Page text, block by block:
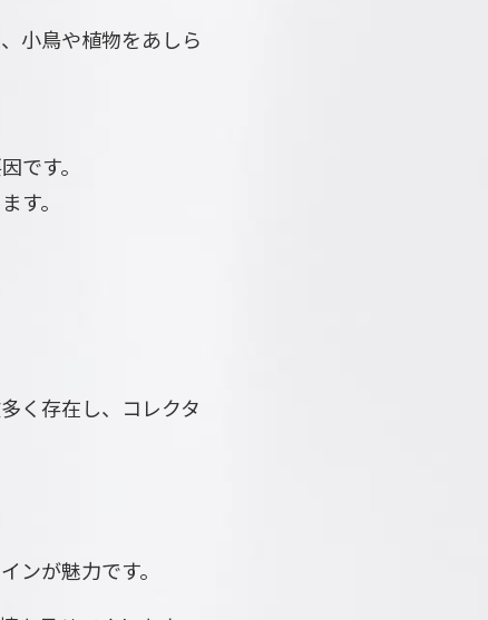
小鳥や植物をあしら
です。
す。
く存在し、コレクタ
ンが魅力です。